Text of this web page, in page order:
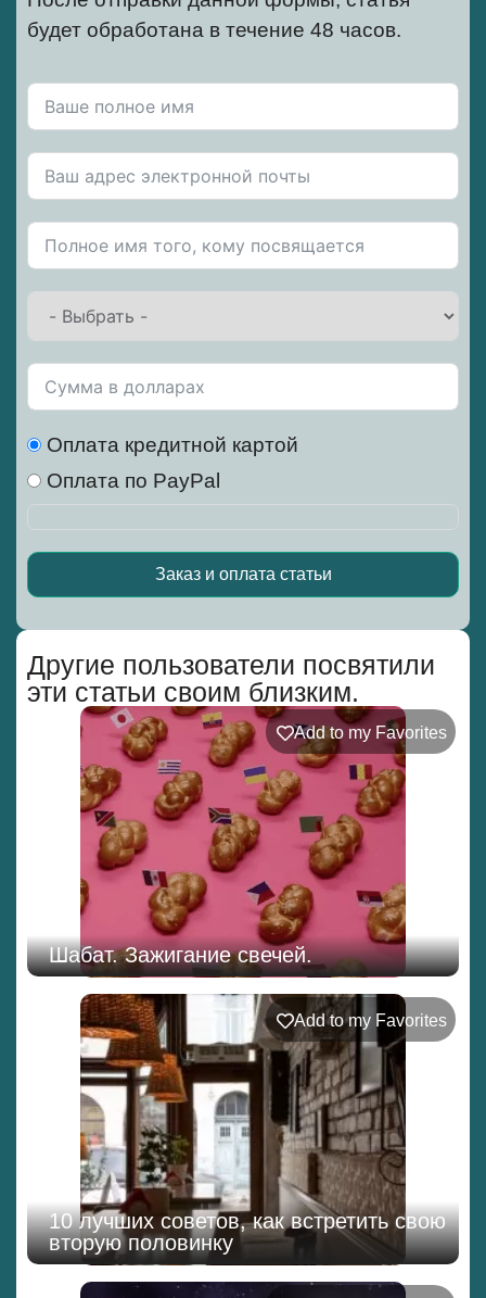
Другие пользователи посвятили
эти статьи своим близким.
Add to my Favorites
Шабат. Зажигание свечей.
Add to my Favorites
10 лучших советов, как встретить свою
вторую половинку
будет обработана в течение 48 часов.
Оплата кредитной картой
Оплата по PayPal
Заказ и оплата статьи
Alternative: